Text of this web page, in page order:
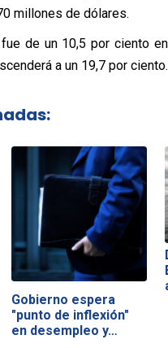
millones de dólares.
de un 10,5 por ciento
a un 19,7 por ciento.
Gobierno espera
"punto de inflexión"
en desempleo y…